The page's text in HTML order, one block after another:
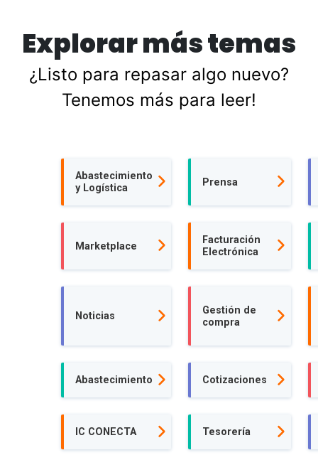
Explorar más temas
¿Listo para repasar algo nuevo?
Tenemos más para leer!
Abastecimiento
y Logística
Prensa
Marketplace
Facturación
Electrónica
Noticias
Gestión de
compra
Abastecimiento Cotizaciones
IC CONECTA Tesorería